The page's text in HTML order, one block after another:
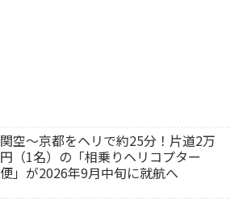
関空～京都をヘリで約25分！片道2万
円（1名）の「相乗りヘリコプター
便」が2026年9月中旬に就航へ